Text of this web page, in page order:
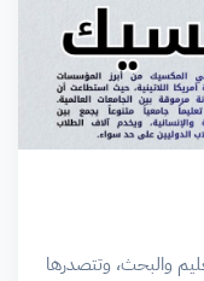
والبحث، وتتصدرها